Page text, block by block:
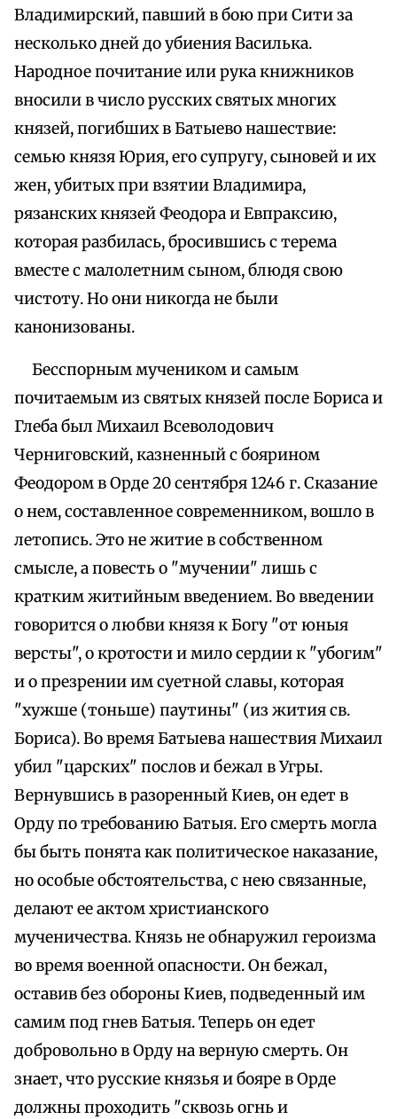
Владимирский, павший в бою при Сити за
несколько дней до убиения Василька.
Народное почитание или рука книжников
вносили в число русских святых многих
князей, погибших в Батыево нашествие:
семью князя Юрия, его супругу, сыновей и их
жен, убитых при взятии Владимира,
рязанских князей Феодора и Евпраксию,
которая разбилась, бросившись с терема
вместе с малолетним сыном, блюдя свою
чистоту. Но они никогда не были
канонизованы.
Бесспорным мучеником и самым
почитаемым из святых князей после Бориса и
Глеба был Михаил Всеволодович
Черниговский, казненный с боярином
Феодором в Орде 20 сентября 1246 г. Сказание
о нем, составленное современником, вошло в
летопись. Это не житие в собственном
смысле, а повесть о "мучении" лишь с
кратким житийным введением. Во введении
говорится о любви князя к Богу "от юныя
версты", о кротости и мило сердии к "убогим"
и о презрении им суетной славы, которая
"хужше (тоньше) паутины" (из жития св.
Бориса). Во время Батыева нашествия Михаил
убил "царских" послов и бежал в Угры.
Вернувшись в разоренный Киев, он едет в
Орду по требованию Батыя. Его смерть могла
бы быть понята как политическое наказание,
но особые обстоятельства, с нею связанные,
делают ее актом христианского
мученичества. Князь не обнаружил героизма
во время военной опасности. Он бежал,
оставив без обороны Киев, подведенный им
самим под гнев Батыя. Теперь он едет
добровольно в Орду на верную смерть. Он
знает, что русские князья и бояре в Орде
должны проходить "сквозь огнь и